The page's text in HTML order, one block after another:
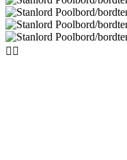
 